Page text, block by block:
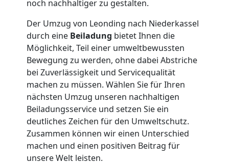
noch nachhaltiger zu gestalten.
Der Umzug von Leonding nach Niederkassel
durch eine Beiladung bietet Ihnen die
Möglichkeit, Teil einer umweltbewussten
Bewegung zu werden, ohne dabei Abstriche
bei Zuverlässigkeit und Servicequalität
machen zu müssen. Wählen Sie für Ihren
nächsten Umzug unseren nachhaltigen
Beiladungsservice und setzen Sie ein
deutliches Zeichen für den Umweltschutz.
Zusammen können wir einen Unterschied
machen und einen positiven Beitrag für
unsere Welt leisten.
Senioren
Leonding
Fernumzug
Leonding